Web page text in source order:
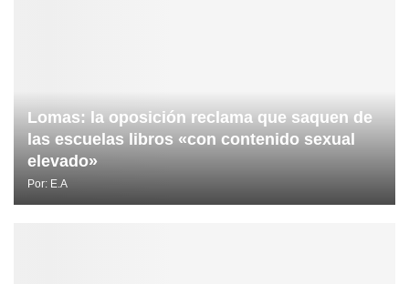
Lomas: la oposición reclama que saquen de
las escuelas libros «con contenido sexual
elevado»
Por: E.A